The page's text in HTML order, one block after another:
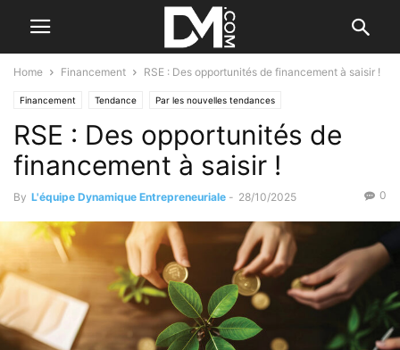
Home Financement RSE : Des opportunités de financement à saisir !
Financement Tendance Par les nouvelles tendances
RSE : Des opportunités de
financement à saisir !
By L'équipe Dynamique Entrepreneuriale - 28/10/2025 0